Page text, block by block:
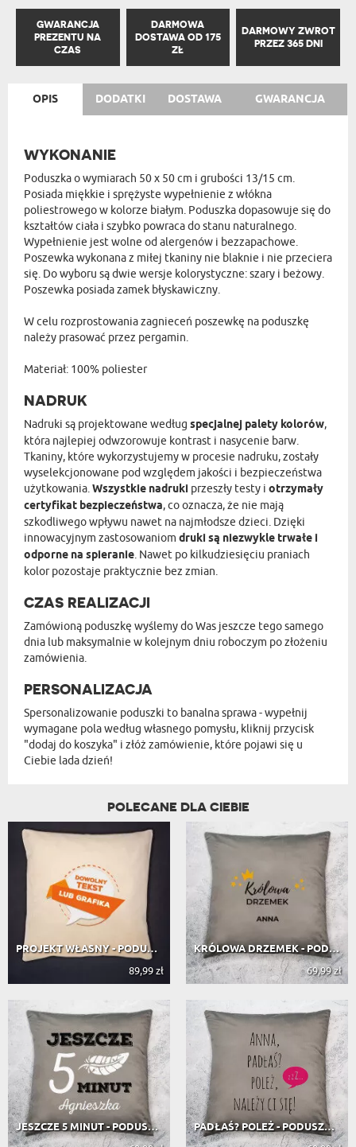
GWARANCJA
PREZENTU NA
CZAS
DARMOWA
DOSTAWA OD 175
ZŁ
DARMOWY ZWROT
PRZEZ 365 DNI
OPIS DODATKI DOSTAWA GWARANCJA
WYKONANIE
Poduszka o wymiarach 50 x 50 cm i grubości 13/15 cm.
Posiada miękkie i sprężyste wypełnienie z włókna
poliestrowego w kolorze białym. Poduszka dopasowuje się do
kształtów ciała i szybko powraca do stanu naturalnego.
Wypełnienie jest wolne od alergenów i bezzapachowe.
Poszewka wykonana z miłej tkaniny nie blaknie i nie przeciera
się. Do wyboru są dwie wersje kolorystyczne: szary i beżowy.
Poszewka posiada zamek błyskawiczny.
W celu rozprostowania zagnieceń poszewkę na poduszkę
należy prasować przez pergamin.
Materiał: 100% poliester
NADRUK
Nadruki są projektowane według specjalnej palety kolorów,
która najlepiej odwzorowuje kontrast i nasycenie barw.
Tkaniny, które wykorzystujemy w procesie nadruku, zostały
wyselekcjonowane pod względem jakości i bezpieczeństwa
użytkowania.Wszystkie nadruki przeszły testy i otrzymały
certyfikat bezpieczeństwa, co oznacza, że nie mają
szkodliwego wpływu nawet na najmłodsze dzieci. Dzięki
innowacyjnym zastosowaniom druki są niezwykle trwałe i
odporne na spieranie. Nawet po kilkudziesięciu praniach
kolor pozostaje praktycznie bez zmian.
CZAS REALIZACJI
Zamówioną poduszkę wyślemy do Was jeszcze tego samego
dnia lub maksymalnie w kolejnym dniu roboczym po złożeniu
zamówienia.
PERSONALIZACJA
Spersonalizowanie poduszki to banalna sprawa - wypełnij
wymagane pola według własnego pomysłu, kliknij przycisk
"dodaj do koszyka" i złóż zamówienie, które pojawi się u
Ciebie lada dzień!
POLECANE DLA CIEBIE
PROJEKT WŁASNY - PODUSZKA DEKORACYJNA
89,99 zł
KRÓLOWA DRZEMEK - PODUSZKA DEKORACYJNA
69,99 zł
JESZCZE 5 MINUT - PODUSZKA DEKORACYJNA PADŁAŚ? POLEŻ - PODUSZKA DEKORACYJNA